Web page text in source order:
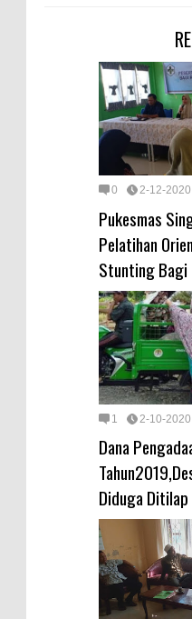
0 2-12-2020
Pukesmas
Pelatihan
Stunting Bagi
1 2-10-2020
Dana
Diduga Ditilap